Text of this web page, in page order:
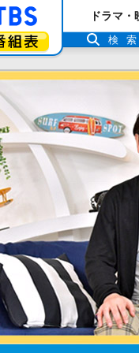
「TBSテレ
番組表
ドラマ・
検索